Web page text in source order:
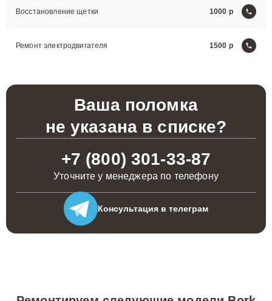
Восстановление щетки 1000
Ремонт электродвигателя 1500
Ваша поломка
не указана в списке?
+7 (800) 301-33-87
Уточните у менеджера по телефону
Консультация в телеграм